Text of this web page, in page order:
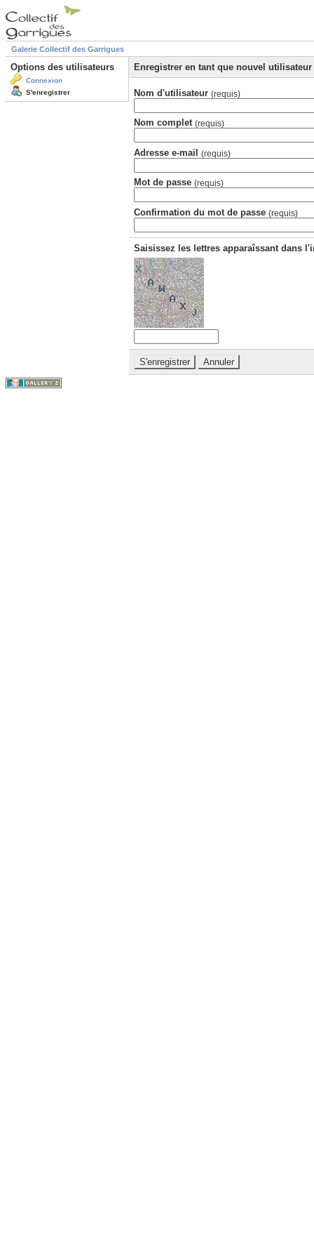
Galerie Collectif des Garrigues
Options des utilisateurs
Connexion
S'enregistrer
Enregistrer en tant que nouvel utilisateur
Nom d'utilisateur (requis)
Nom complet (requis)
Adresse e-mail (requis)
Mot de passe (requis)
Confirmation du mot de passe (requis)
Saisissez les lettres apparaîssant dans